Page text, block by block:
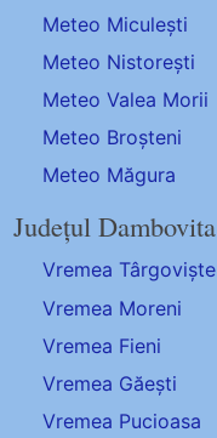
Meteo Miculești
Meteo Nistorești
Meteo Valea Morii
Meteo Broșteni
Meteo Măgura
Județul Dambovita
Vremea Târgoviște
Vremea Moreni
Vremea Fieni
Vremea Găești
Vremea Pucioasa